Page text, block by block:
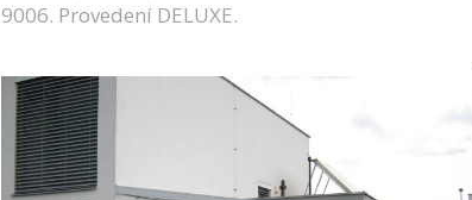
9006. Provedení DELUXE.